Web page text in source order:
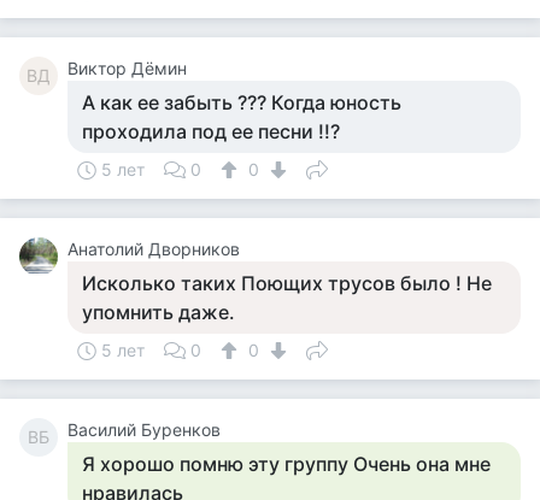
ВД Виктор Дёмин
А как ее забыть ??? Когда юность
проходила под ее песни !!?
5 лет 0 0
Анатолий Дворников
Исколько таких Поющих трусов было ! Не
упомнить даже.
5 лет 0 0
ВБ Василий Буренков
Я хорошо помню эту группу Очень она мне
нравилась